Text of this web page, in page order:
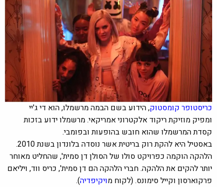
כריסטופר קומסטוק, הידוע בשם הבמה מרשמלו, הוא די ג'יי
ומפיק מוזיקת ריקוד אלקטרוני אמריקאי. מרשמלו ידוע בזכות
קסדת המרשמלו שהוא חובש בהופעות ובפומבי.
באסטיל היא להקת רוק בריטית אשר נוסדה בלונדון בשנת 2010.
הלהקה הוקמה כפרויקט סולו של הסולן דן סמית', שהחליט מאוחר
יותר להקים את הלהקה. חברי הלהקה הם דן סמית', כריס ווד, ויליאם
פרקוארסון וקייל סימונס. (לקוח מ ויקיפדיה).